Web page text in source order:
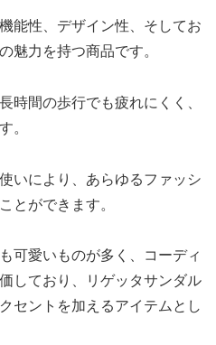
能性、デザイン性、そしてお
魅力を持つ商品です。
時間の歩行でも疲れにくく、
。
いにより、あらゆるファッシ
とができます。
可愛いものが多く、コーディ
しており、リゲッタサンダル
セントを加えるアイテムとし